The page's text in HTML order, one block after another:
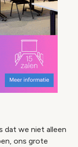
dat we niet alleen
ons grote